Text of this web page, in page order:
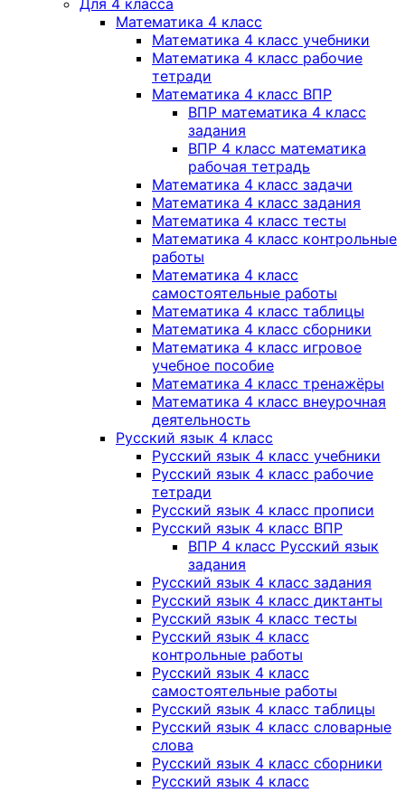
Для 4 класса
Математика 4 класс
Математика 4 класс учебники
Математика 4 класс рабочие
тетради
Математика 4 класс ВПР
ВПР математика 4 класс
задания
ВПР 4 класс математика
рабочая тетрадь
Математика 4 класс задачи
Математика 4 класс задания
Математика 4 класс тесты
Математика 4 класс контрольные
работы
Математика 4 класс
самостоятельные работы
Математика 4 класс таблицы
Математика 4 класс сборники
Математика 4 класс игровое
учебное пособие
Математика 4 класс тренажёры
Математика 4 класс внеурочная
деятельность
Русский язык 4 класс
Русский язык 4 класс учебники
Русский язык 4 класс рабочие
тетради
Русский язык 4 класс прописи
Русский язык 4 класс ВПР
ВПР 4 класс Русский язык
задания
Русский язык 4 класс задания
Русский язык 4 класс диктанты
Русский язык 4 класс тесты
Русский язык 4 класс
контрольные работы
Русский язык 4 класс
самостоятельные работы
Русский язык 4 класс таблицы
Русский язык 4 класс словарные
слова
Русский язык 4 класс сборники
Русский язык 4 класс